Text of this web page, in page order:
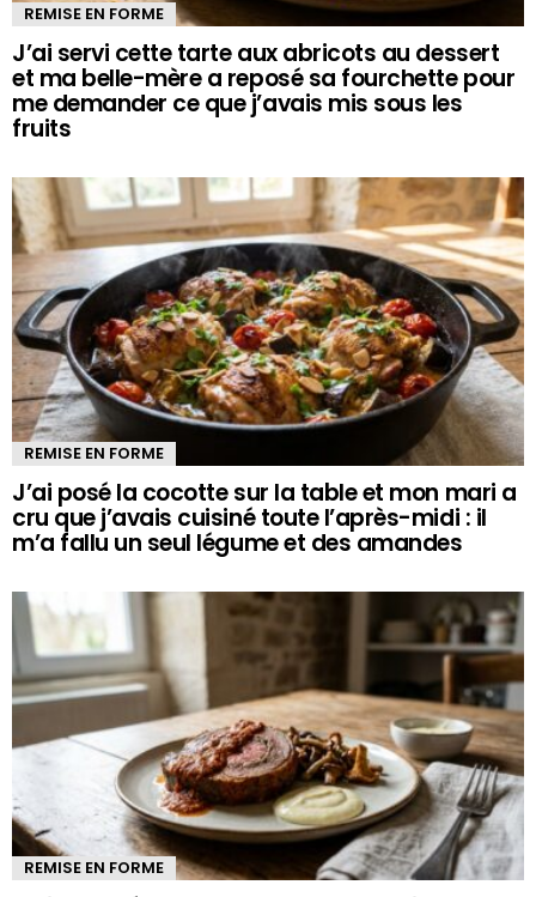
REMISE EN FORME
J’ai servi cette tarte aux abricots au dessert
et ma belle-mère a reposé sa fourchette pour
me demander ce que j’avais mis sous les
fruits
REMISE EN FORME
J’ai posé la cocotte sur la table et mon mari a
cru que j’avais cuisiné toute l’après-midi : il
m’a fallu un seul légume et des amandes
REMISE EN FORME